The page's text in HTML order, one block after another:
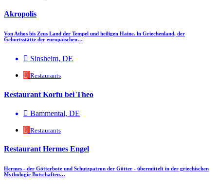
Akropolis
Von Athos bis Zeus Land der Tempel und heiligen Haine. ln Griechenland, der
Geburtsstätte der europäischen…
Sinsheim, DE
Restaurants
Restaurant Korfu bei Theo
Bammental, DE
Restaurants
Restaurant Hermes Engel
Hermes - der Götterbote und Schutzpatron der Götter - übermittelt in der griechischen
Mythologie Botschaften…